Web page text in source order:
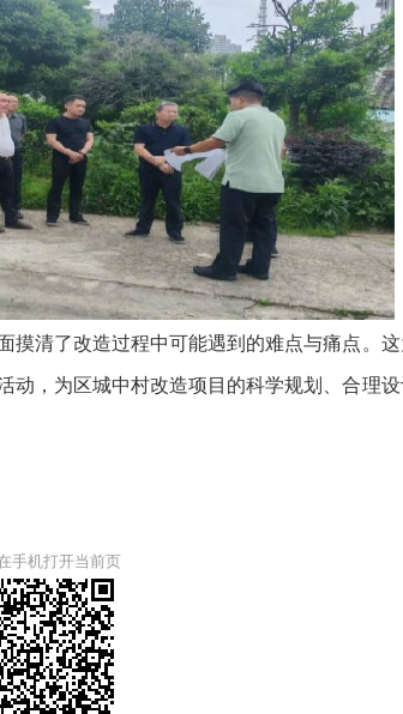
清了改造过程中可能遇到的难点与痛点。
，为区城中村改造项目的科学规划、合理
手机打开当前页